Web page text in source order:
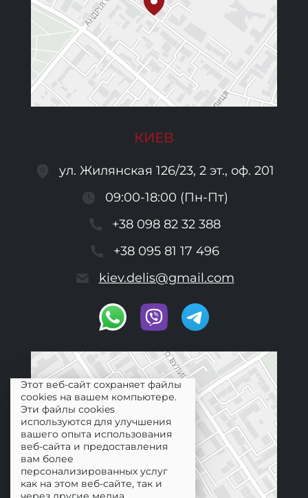
КИЕВ
ул. Жилянская 126/23, 2 эт., оф. 201
09:00-18:00 (Пн-Пт)
+38 098 82 32 388
+38 095 81 17 496
kiev.delis@gmail.com
Этот веб-сайт сохраняет файлы
cookies на вашем компьютере.
Эти файлы cookies
используются для улучшения
вашего опыта использования
веб-сайта и предоставления
вам более
персонализированных услуг
как на этом веб-сайте, так и